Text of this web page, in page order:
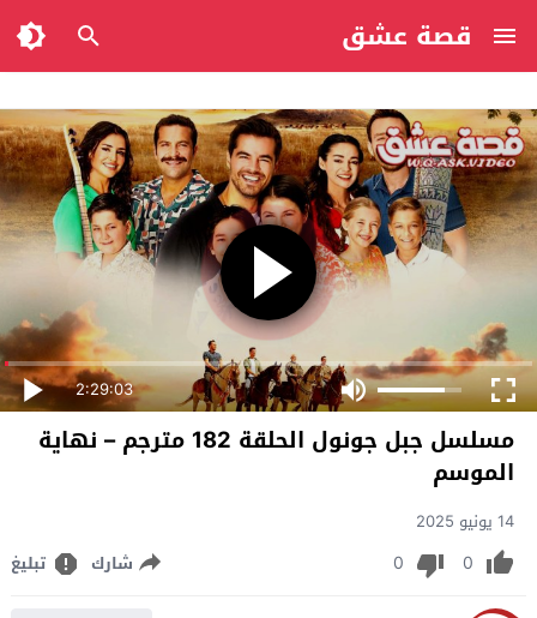
قصة عشق
2:29:03
مسلسل جبل جونول الحلقة 182 مترجم – نهاية
الموسم
14 يونيو 2025
0
0 شارك تبليغ